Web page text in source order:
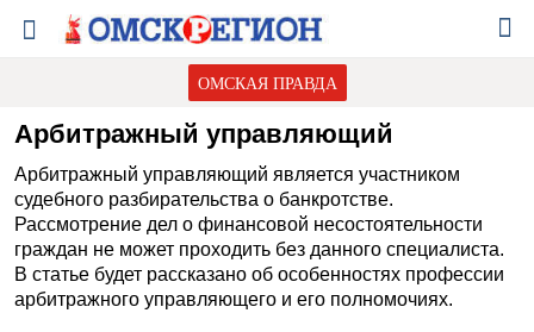
ОМСКАЯ ПРАВДА
Арбитражный управляющий
Арбитражный управляющий является участником
судебного разбирательства о банкротстве.
Рассмотрение дел о финансовой несостоятельности
граждан не может проходить без данного специалиста.
В статье будет рассказано об особенностях профессии
арбитражного управляющего и его полномочиях.